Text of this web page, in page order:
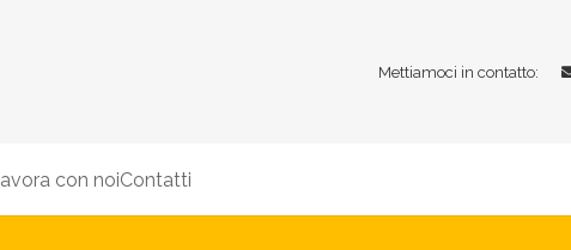
Mettiamoci in contatto:
con noiContatti